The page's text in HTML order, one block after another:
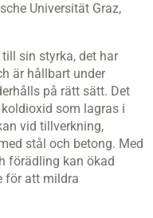
Universität Graz,
sin styrka, det har
är hållbart under
på rätt sätt. Det
som lagras i
vid tillverkning,
stål och betong. Med
förädling kan ökad
för att mildra